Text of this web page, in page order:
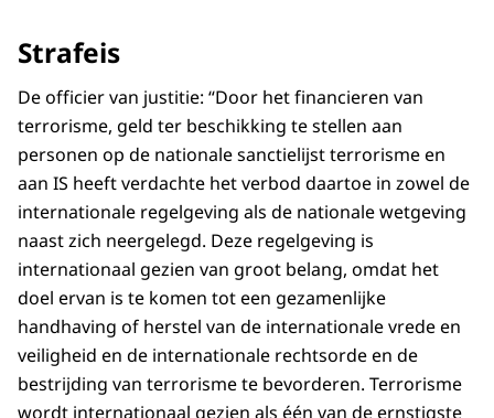
Strafeis
De officier van justitie: “Door het financieren van
terrorisme, geld ter beschikking te stellen aan
personen op de nationale sanctielijst terrorisme en
aan IS heeft verdachte het verbod daartoe in zowel de
internationale regelgeving als de nationale wetgeving
naast zich neergelegd. Deze regelgeving is
internationaal gezien van groot belang, omdat het
doel ervan is te komen tot een gezamenlijke
handhaving of herstel van de internationale vrede en
veiligheid en de internationale rechtsorde en de
bestrijding van terrorisme te bevorderen. Terrorisme
wordt internationaal gezien als één van de ernstigste